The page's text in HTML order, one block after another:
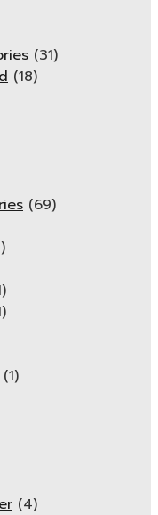
(31)
(18)
(69)
(1)
(4)